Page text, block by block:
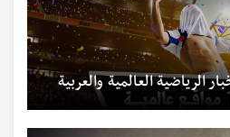
الرياضية العالمية والعربية